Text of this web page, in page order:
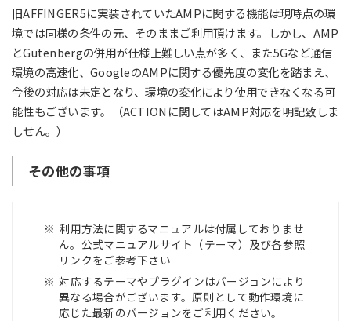
旧AFFINGER5に実装されていたAMPに関する機能は現時点の環
境では同様の条件の元、そのままご利用頂けます。しかし、AMP
とGutenbergの併用が仕様上難しい点が多く、また5Gなど通信
環境の高速化、GoogleのAMPに関する優先度の変化を踏まえ、
今後の対応は未定となり、環境の変化により使用できなくなる可
能性もございます。（ACTIONに関してはAMP対応を明記致しま
しせん。）
その他の事項
利用方法に関するマニュアルは付属しておりませ
ん。公式マニュアルサイト（テーマ）及び各参照
リンクをご参考下さい
対応するテーマやプラグインはバージョンにより
異なる場合がございます。原則として動作環境に
応じた最新のバージョンをご利用ください。